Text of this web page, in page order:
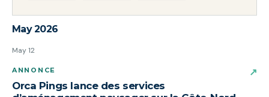
May 2026
May 12
ANNONCE
Orca Pings lance des services
↗